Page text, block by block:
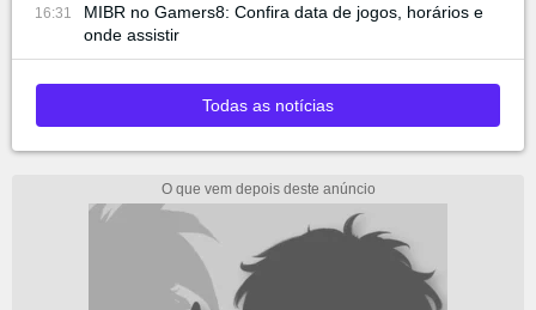
16:31
MIBR no Gamers8: Confira data de jogos, horários e
onde assistir
Todas as notícias